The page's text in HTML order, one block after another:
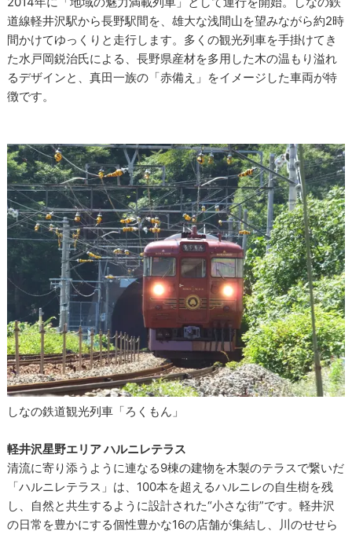
道線軽井沢駅から長野駅間を、雄大な浅間山を望みながら約2時
間かけてゆっくりと走行します。多くの観光列車を手掛けてき
た水戸岡鋭治氏による、長野県産材を多用した木の温もり溢れ
るデザインと、真田一族の「赤備え」をイメージした車両が特
徴です。
しなの鉄道観光列車「ろくもん」
軽井沢星野エリア ハルニレテラス
清流に寄り添うように連なる9棟の建物を木製のテラスで繋いだ
「ハルニレテラス」は、100本を超えるハルニレの自生樹を残
し、自然と共生するように設計された“小さな街”です。軽井沢
の日常を豊かにする個性豊かな16の店舗が集結し、川のせせら